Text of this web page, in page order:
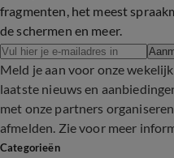
fragmenten, het meest
de schermen en meer.
Meld je aan voor onze
laatste nieuws en
met onze partners
afmelden. Zie voor meer
Categorieën